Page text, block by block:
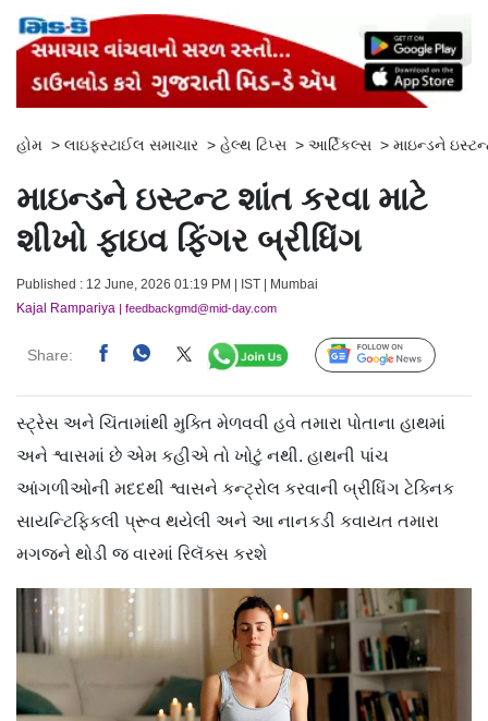
હોમ > લાઇફસ્ટાઈલ સમાચાર > હેલ્થ ટિપ્સ > આર્ટિકલ્સ > માઇન્ડને
માઇન્ડને ઇસ્ટન્ટ શાંત કરવા માટે
શીખો ફાઇવ ફિંગર બ્રીધિંગ
Published : 12 June, 2026 01:19 PM | IST | Mumbai
Kajal Rampariya | feedbackgmd@mid-day.com
Share: Follow Us
સ્ટ્રેસ અને ચિંતામાંથી મુક્તિ મેળવવી હવે તમારા પોતાના હાથમાં
અને શ્વાસમાં છે એમ કહીએ તો ખોટું નથી. હાથની પાંચ
આંગળીઓની મદદથી શ્વાસને કન્ટ્રોલ કરવાની બ્રીધિંગ ટેક્નિક
સાયન્ટિફિકલી પ્રૂવ થયેલી અને આ નાનકડી કવાયત તમારા
મગજને થોડી જ વારમાં રિલૅક્સ કરશે